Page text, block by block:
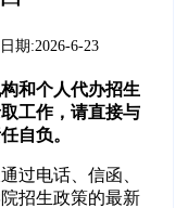
期:2026-6-23
和个人代办招生
工作，请直接与
自负。
过电话、信函、
招生政策的最新